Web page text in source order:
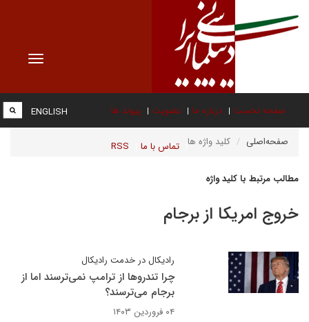
Toggle
صفحه نخست درباره ما عضویت پیوند ها
تماس با ما RSS
ENGLISH
صفحه‌اصلی کلید واژه ها
مطالب مرتبط با کلید واژه
خروج امریکا از برجام
رادیکال در خدمت رادیکال
چرا تندروها از ترامپ نمی‌ترسند اما از
برجام می‌ترسند؟
۰۴ فروردین ۱۴۰۳